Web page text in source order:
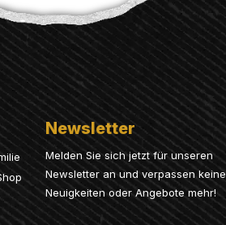
Newsletter
Melden Sie sich jetzt für unseren
Newsletter an und verpassen keine
Neuigkeiten oder Angebote mehr!